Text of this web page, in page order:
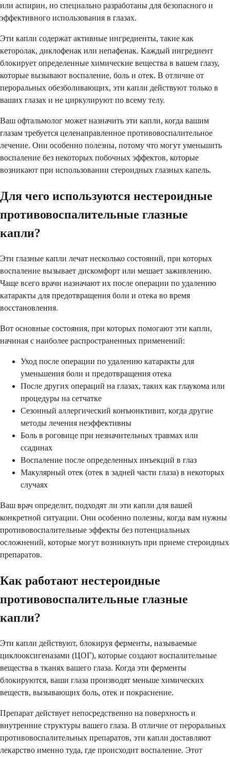
или аспирин, но специально разработаны для безопасного и
эффективного использования в глазах.
Эти капли содержат активные ингредиенты, такие как
кеторолак, диклофенак или непафенак. Каждый ингредиент
блокирует определенные химические вещества в вашем глазу,
которые вызывают воспаление, боль и отек. В отличие от
пероральных обезболивающих, эти капли действуют только в
ваших глазах и не циркулируют по всему телу.
Ваш офтальмолог может назначить эти капли, когда вашим
глазам требуется целенаправленное противовоспалительное
лечение. Они особенно полезны, потому что могут уменьшить
воспаление без некоторых побочных эффектов, которые
возникают при использовании стероидных глазных капель.
Для чего используются нестероидные
противовоспалительные глазные
капли?
Эти глазные капли лечат несколько состояний, при которых
воспаление вызывает дискомфорт или мешает заживлению.
Чаще всего врачи назначают их после операции по удалению
катаракты для предотвращения боли и отека во время
восстановления.
Вот основные состояния, при которых помогают эти капли,
начиная с наиболее распространенных применений:
Уход после операции по удалению катаракты для
уменьшения боли и предотвращения отека
После других операций на глазах, таких как глаукома или
процедуры на сетчатке
Сезонный аллергический конъюнктивит, когда другие
методы лечения неэффективны
Боль в роговице при незначительных травмах или
ссадинах
Воспаление после определенных инъекций в глаз
Макулярный отек (отек в задней части глаза) в некоторых
случаях
Ваш врач определит, подходят ли эти капли для вашей
конкретной ситуации. Они особенно полезны, когда вам нужны
противовоспалительные эффекты без потенциальных
осложнений, которые могут возникнуть при приеме стероидных
препаратов.
Как работают нестероидные
противовоспалительные глазные
капли?
Эти капли действуют, блокируя ферменты, называемые
циклооксигеназами (ЦОГ), которые создают воспалительные
вещества в тканях вашего глаза. Когда эти ферменты
блокируются, ваши глаза производят меньше химических
веществ, вызывающих боль, отек и покраснение.
Препарат действует непосредственно на поверхность и
внутренние структуры вашего глаза. В отличие от пероральных
противовоспалительных препаратов, эти капли доставляют
лекарство именно туда, где происходит воспаление. Этот